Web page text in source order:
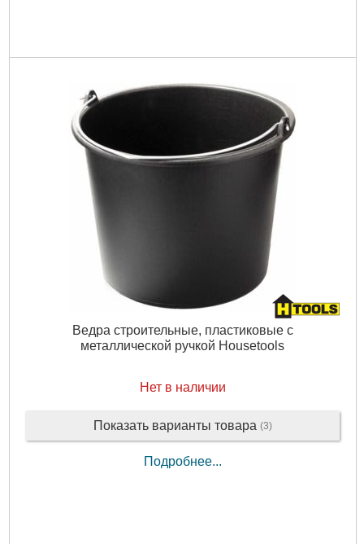
Ведра строительные, пластиковые с
металлической ручкой Housetools
Нет в наличии
Показать варианты товара (3)
Подробнее...